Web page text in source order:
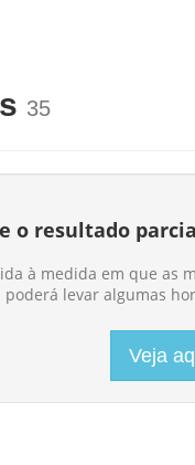
35
o resultado
à medida em que as
poderá levar algumas
Veja